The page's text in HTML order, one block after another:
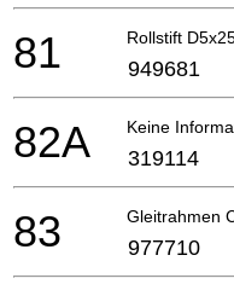
Rollstift
81 949681
Keine
82A 319114
Gleitrahmen
83 977710